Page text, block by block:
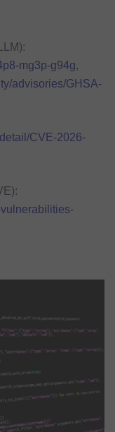
mg3p-g94g,
advisories/GHSA-
CVE-2026-